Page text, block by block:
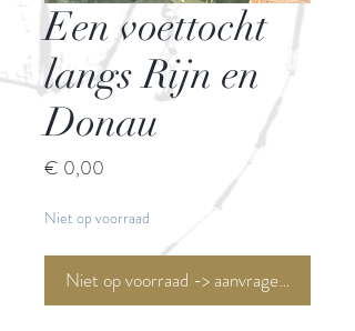
Een voettocht
langs Rijn en
Donau
€ 0,00
Niet op voorraad
Niet op voorraad -> aanvragen <-